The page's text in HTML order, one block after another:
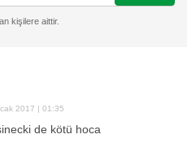
2017 | 01:35
de kötü hoca